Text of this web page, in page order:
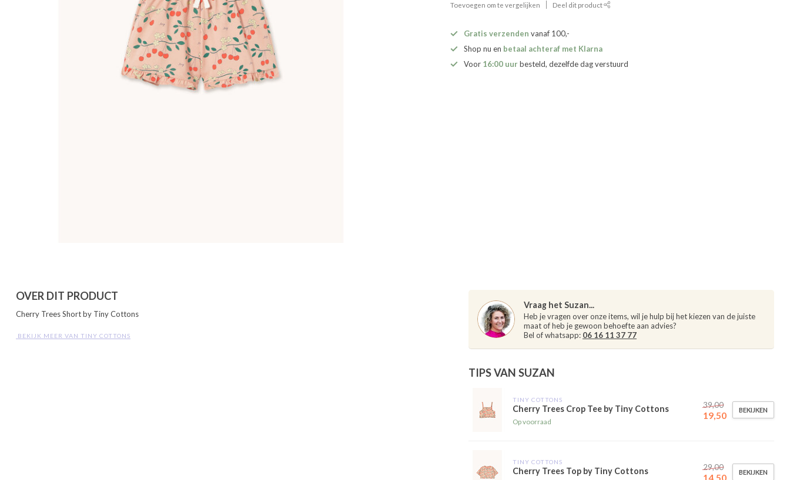
Toevoegen om te vergelijken Deel dit product
Gratis verzenden vanaf 100,-
Shop nu en betaal achteraf met Klarna
Voor 16:00 uurbesteld, dezelfde dag verstuurd
OVER DIT PRODUCT
Cherry Trees Short by Tiny Cottons
BEKIJK MEER VAN TINY COTTONS
Vraag het Suzan...
Heb je vragen over onze items, wil je hulp bij het kiezen van de juiste
maat of heb je gewoon behoefte aan advies?
Bel of whatsapp: 06 16 11 37 77
TIPS VAN SUZAN
TINY COTTONS
Cherry Trees Crop Tee by Tiny Cottons
Op voorraad
39,00
19,50
BEKIJKEN
TINY COTTONS
Cherry Trees Top by Tiny Cottons 29,00
14,50
BEKIJKEN